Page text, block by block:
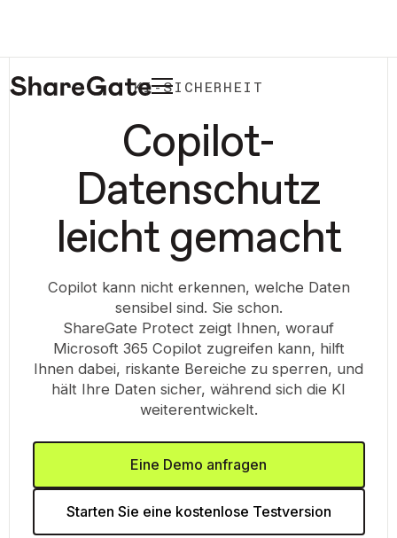
KI-SICHERHEIT
Copilot-
Datenschutz
leicht gemacht
Copilot kann nicht erkennen, welche Daten
sensibel sind. Sie schon.
ShareGate Protect zeigt Ihnen, worauf
Microsoft 365 Copilot zugreifen kann, hilft
Ihnen dabei, riskante Bereiche zu sperren, und
hält Ihre Daten sicher, während sich die KI
weiterentwickelt.
Eine Demo anfragen
Starten Sie eine kostenlose Testversion